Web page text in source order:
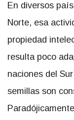
En diversos
Norte, esa
propiedad
resulta poco
naciones del
semillas son